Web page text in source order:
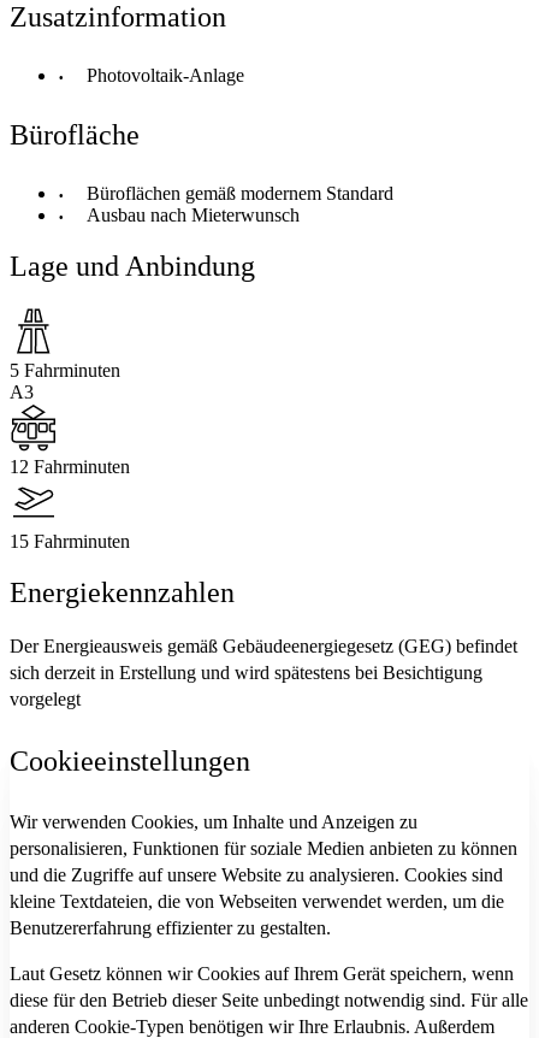
Zusatzinformation
Photovoltaik-Anlage
Bürofläche
Büroflächen gemäß modernem Standard
Ausbau nach Mieterwunsch
Lage und Anbindung
5 Fahrminuten
A3
12 Fahrminuten
15 Fahrminuten
Energiekennzahlen
Der Energieausweis gemäß Gebäudeenergiegesetz (GEG) befindet
sich derzeit in Erstellung und wird spätestens bei Besichtigung
vorgelegt
Cookieeinstellungen
Wir verwenden Cookies, um Inhalte und Anzeigen zu
personalisieren, Funktionen für soziale Medien anbieten zu können
und die Zugriffe auf unsere Website zu analysieren. Cookies sind
kleine Textdateien, die von Webseiten verwendet werden, um die
Benutzererfahrung effizienter zu gestalten.
Laut Gesetz können wir Cookies auf Ihrem Gerät speichern, wenn
diese für den Betrieb dieser Seite unbedingt notwendig sind. Für alle
anderen Cookie-Typen benötigen wir Ihre Erlaubnis. Außerdem